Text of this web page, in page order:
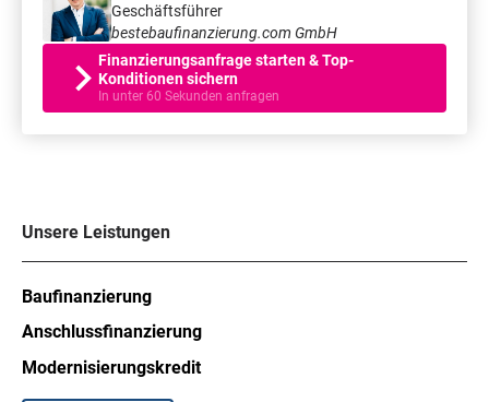
Geschäftsführer
bestebaufinanzierung.com GmbH
Finanzierungsanfrage starten & Top-
Konditionen sichern
In unter 60 Sekunden anfragen
Unsere Leistungen
Baufinanzierung
Anschlussfinanzierung
Modernisierungskredit